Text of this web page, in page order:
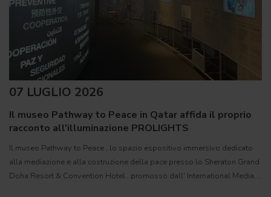
07 LUGLIO 2026
Il museo Pathway to Peace in Qatar affida il proprio
racconto all'illuminazione PROLIGHTS
Il museo Pathway to Peace , lo spazio espositivo immersivo dedicato
alla mediazione e alla costruzione della pace presso lo Sheraton Grand
Doha Resort & Convention Hotel , promosso dall' International Media